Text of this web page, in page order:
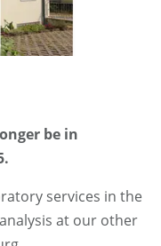
be in
services in the
at our other